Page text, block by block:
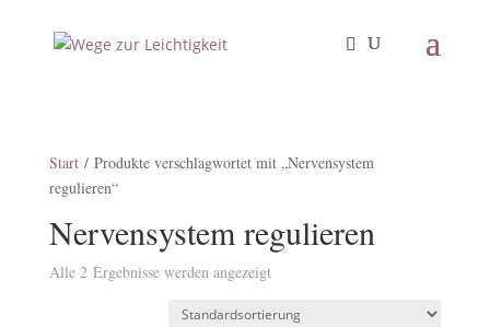
Start/ Produkte verschlagwortet mit „Nervensystem
regulieren“
Nervensystem regulieren
Alle 2 Ergebnisse werden angezeigt